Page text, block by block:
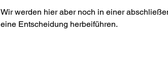
Wir werden hier aber noch in einer
eine Entscheidung herbeiführen.